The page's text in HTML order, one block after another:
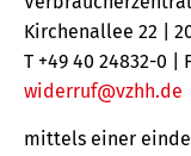
Kirchenallee 22 |
T +49 40 24832-0 |
widerruf@vzhh.de
mittels einer